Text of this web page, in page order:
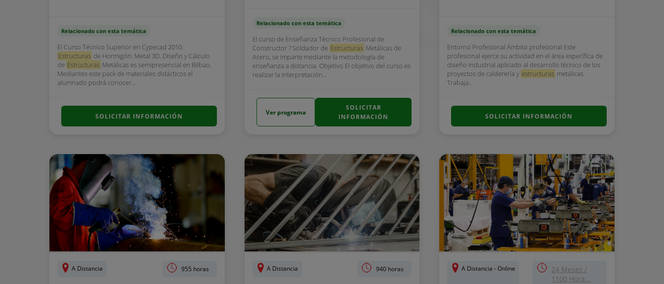
Relacionado con esta temática
El Curso Técnico Superior en Cypecad 2010.
Estructuras de Hormigón. Metal 3D. Diseño y Cálculo
de Estructuras Metálicas es semipresencial en Bilbao.
Mediantes este pack de materiales didácticos el
alumnado podrá conocer...
SOLICITAR INFORMACIÓN
Relacionado con esta temática
El curso de Enseñanza Técnico Profesional de
Constructor ? Soldador de Estructuras Metálicas de
Acero, se imparte mediante la metodología de
enseñanza a distancia. Objetivo El objetivo del curso es
realizar la interpretación...
Ver programa
SOLICITAR
INFORMACIÓN
Relacionado con esta temática
Entorno Profesional Ámbito profesional Este
profesional ejerce su actividad en el área específica de
diseño industrial aplicado al desarrollo técnico de los
proyectos de calderería y estructuras metálicas.
Trabaja...
SOLICITAR INFORMACIÓN
A Distancia 955 horas A Distancia 940 horas A Distancia - Online
24 Meses /
1100 Hora...